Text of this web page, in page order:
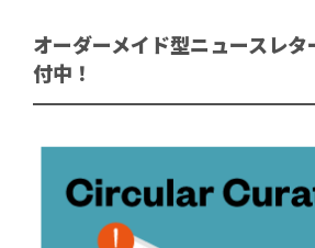
オーダーメイド型ニュースレタ
付中！